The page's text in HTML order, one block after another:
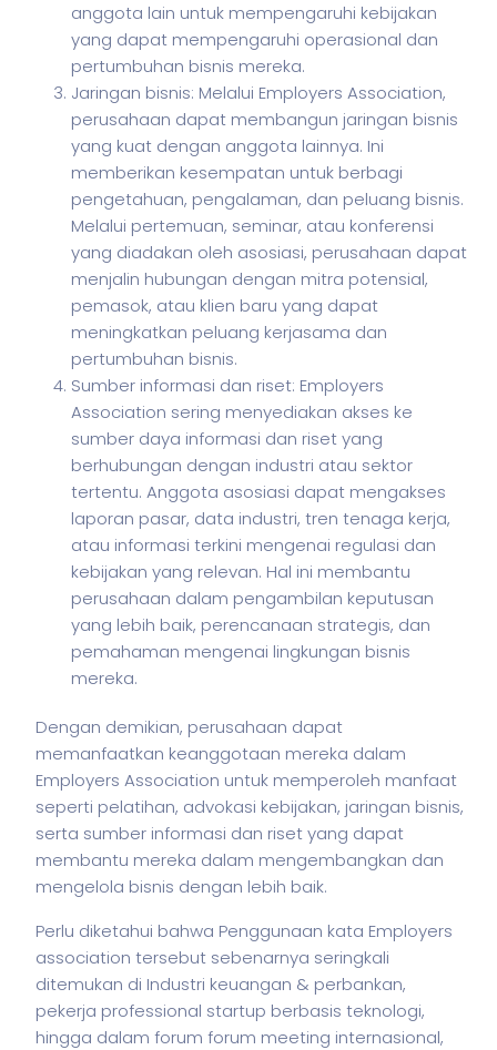
anggota lain untuk mempengaruhi kebijakan
yang dapat mempengaruhi operasional dan
pertumbuhan bisnis mereka.
Jaringan bisnis: Melalui Employers Association,
perusahaan dapat membangun jaringan bisnis
yang kuat dengan anggota lainnya. Ini
memberikan kesempatan untuk berbagi
pengetahuan, pengalaman, dan peluang bisnis.
Melalui pertemuan, seminar, atau konferensi
yang diadakan oleh asosiasi, perusahaan dapat
menjalin hubungan dengan mitra potensial,
pemasok, atau klien baru yang dapat
meningkatkan peluang kerjasama dan
pertumbuhan bisnis.
Sumber informasi dan riset: Employers
Association sering menyediakan akses ke
sumber daya informasi dan riset yang
berhubungan dengan industri atau sektor
tertentu. Anggota asosiasi dapat mengakses
laporan pasar, data industri, tren tenaga kerja,
atau informasi terkini mengenai regulasi dan
kebijakan yang relevan. Hal ini membantu
perusahaan dalam pengambilan keputusan
yang lebih baik, perencanaan strategis, dan
pemahaman mengenai lingkungan bisnis
mereka.
Dengan demikian, perusahaan dapat
memanfaatkan keanggotaan mereka dalam
Employers Association untuk memperoleh manfaat
seperti pelatihan, advokasi kebijakan, jaringan bisnis,
serta sumber informasi dan riset yang dapat
membantu mereka dalam mengembangkan dan
mengelola bisnis dengan lebih baik.
Perlu diketahui bahwa Penggunaan kata Employers
association tersebut sebenarnya seringkali
ditemukan di Industri keuangan & perbankan,
pekerja professional startup berbasis teknologi,
hingga dalam forum forum meeting internasional,